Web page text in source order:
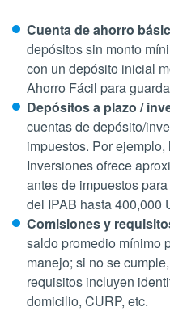
Cuenta de ahorro
depósitos sin monto
con un depósito inicial
Ahorro Fácil para
Depósitos a plazo /
cuentas de depósito/
impuestos. Por
Inversiones ofrece
antes de impuestos
del IPAB hasta 400,000
Comisiones y
saldo promedio mínimo
manejo; si no se
requisitos incluyen
domicilio, CURP, etc.